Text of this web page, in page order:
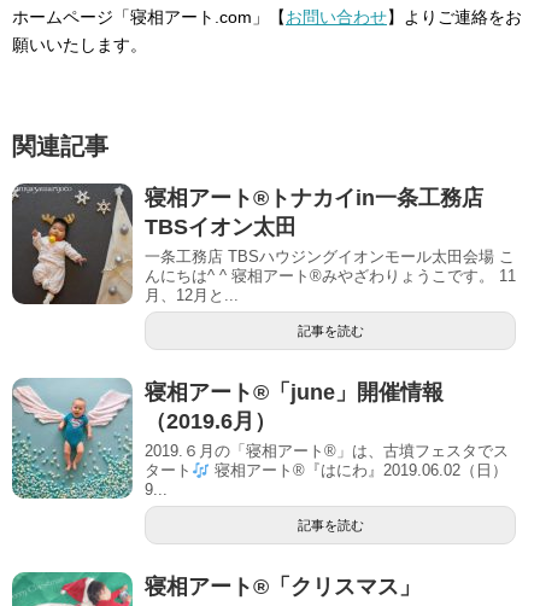
ホームページ「寝相アート.com」【お問い合わせ】よりご連絡をお
願いいたします。
関連記事
寝相アート®︎トナカイin一条工務店
TBSイオン太田
一条工務店 TBSハウジングイオンモール太田会場 こ
んにちは^ ^ 寝相アート®︎みやざわりょうこです。 11
月、12月と...
記事を読む
寝相アート®「june」開催情報
（2019.6月）
2019.６月の「寝相アート®」は、古墳フェスタでス
タート
寝相アート®『はにわ』2019.06.02（日）
9...
記事を読む
寝相アート®「クリスマス」